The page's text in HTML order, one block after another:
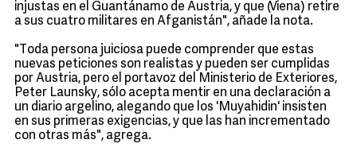
injustas en el Guantánamo de Austria, y que (Viena) retire
a sus cuatro militares en Afganistán", añade la nota.
"Toda persona juiciosa puede comprender que estas
nuevas peticiones son realistas y pueden ser cumplidas
por Austria, pero el portavoz del Ministerio de Exteriores,
Peter Launsky, sólo acepta mentir en una declaración a
un diario argelino, alegando que los 'Muyahidin' insisten
en sus primeras exigencias, y que las han incrementado
con otras más", agrega.